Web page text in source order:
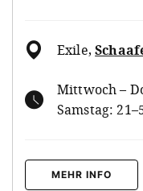
Exile,
Mittwoch –
Samstag:
MEHR INFO